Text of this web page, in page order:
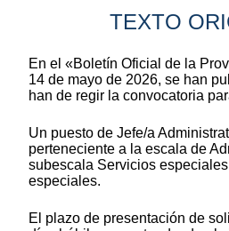
TEXTO
En el «Boletín Oficial de la
14 de mayo de 2026, se han
han de regir la convocatoria
Un puesto de Jefe/a
perteneciente a la escala de
subescala Servicios
especiales.
El plazo de presentación de